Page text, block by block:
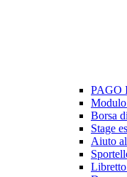
PAGO
Borsa
Stage
Aiuto